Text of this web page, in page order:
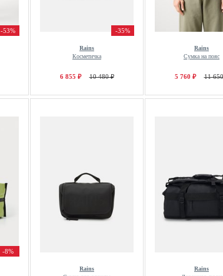
-53% -35%
Rains
Косметичка
6 855 ₽ 10 480 ₽
Rains
Сумка на пояс
5 760 ₽ 11
-8%
Rains
Rains